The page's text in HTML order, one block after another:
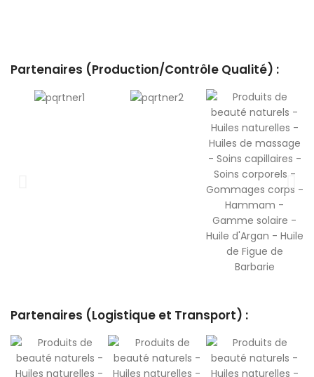
Partenaires (Production/Contrôle Qualité) :
Partenaires (Logistique et Transport) :